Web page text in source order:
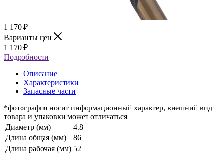
1 170 ₽
Варианты цен
1 170 ₽
Подробности
Описание
Характеристики
Запасные части
*фотография носит информационный характер, внешний вид
товара и упаковки может отличаться
Диаметр (мм)
4.8
Длина общая (мм)
86
Длина рабочая (мм) 52